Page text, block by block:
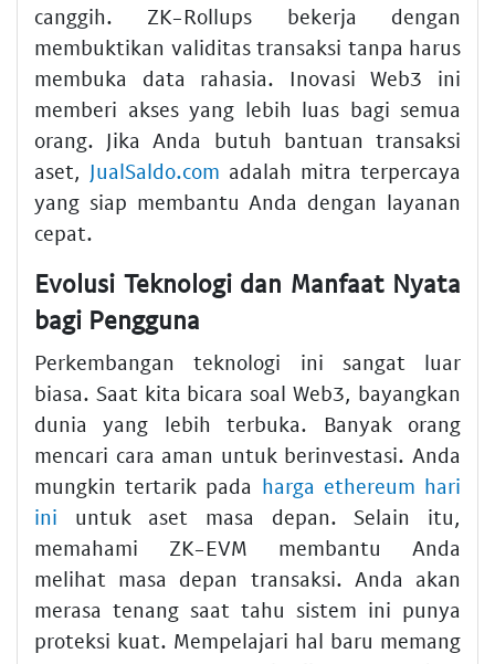
canggih. ZK-Rollups bekerja dengan
membuktikan validitas transaksi tanpa harus
membuka data rahasia. Inovasi Web3 ini
memberi akses yang lebih luas bagi semua
orang. Jika Anda butuh bantuan transaksi
aset, JualSaldo.com adalah mitra terpercaya
yang siap membantu Anda dengan layanan
cepat.
Evolusi Teknologi dan Manfaat Nyata
bagi Pengguna
Perkembangan teknologi ini sangat luar
biasa. Saat kita bicara soal Web3, bayangkan
dunia yang lebih terbuka. Banyak orang
mencari cara aman untuk berinvestasi. Anda
mungkin tertarik pada harga ethereum hari
ini untuk aset masa depan. Selain itu,
memahami ZK-EVM membantu Anda
melihat masa depan transaksi. Anda akan
merasa tenang saat tahu sistem ini punya
proteksi kuat. Mempelajari hal baru memang